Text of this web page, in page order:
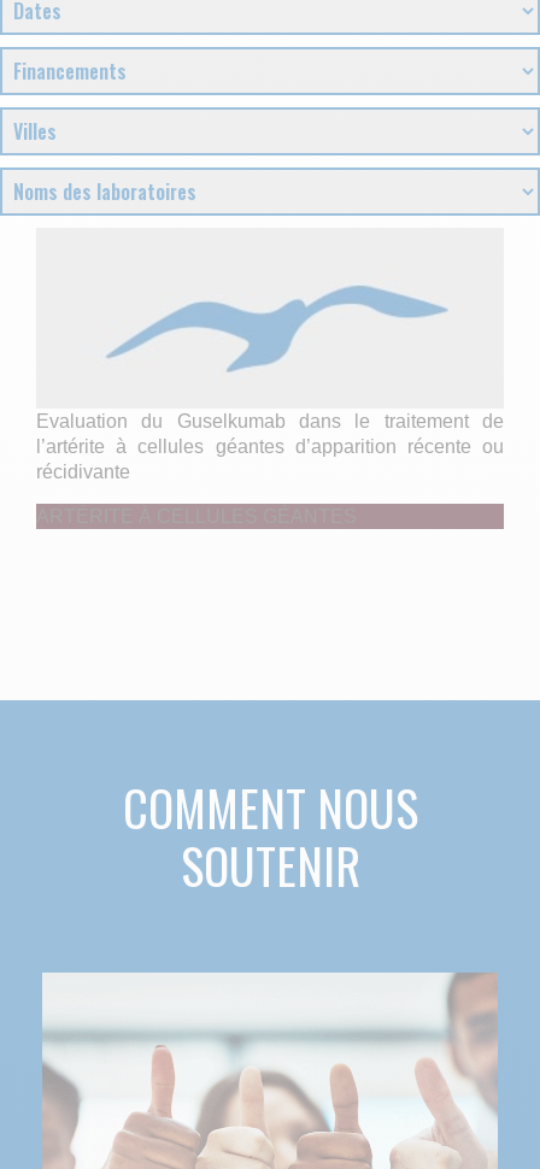
Evaluation du Guselkumab dans le traitement de
l’artérite à cellules géantes d’apparition récente ou
récidivante
COMMENT NOUS
SOUTENIR